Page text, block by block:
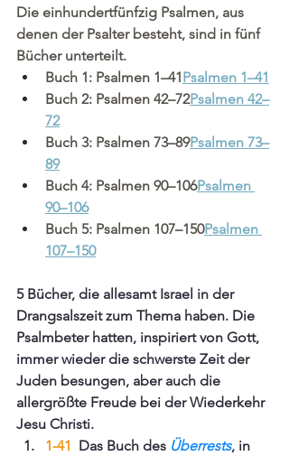
Die einhundertfünfzig Psalmen, aus
denen der Psalter besteht, sind in fünf
Bücher unterteilt.
Buch 1: Psalmen 1–41 Psalmen 1–41
Buch 2: Psalmen 42–72Psalmen 42–
72
Buch 3: Psalmen 73–89Psalmen 73–
89
Buch 4: Psalmen 90–106Psalmen
90–106
Buch 5: Psalmen 107–150Psalmen
107–150
5 Bücher, die allesamt Israel in der
Drangsalszeit zum Thema haben. Die
Psalmbeter hatten, inspiriert von Gott,
immer wieder die schwerste Zeit der
Juden besungen, aber auch die
allergrößte Freude bei der Wiederkehr
Jesu Christi.
1-41 Das Buch des Überrests, in